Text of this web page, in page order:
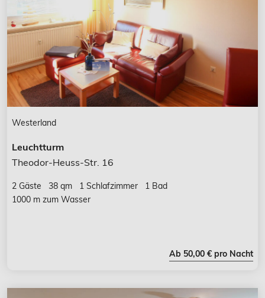
Westerland
Leuchtturm
Theodor-Heuss-Str. 16
2 Gäste 38 qm 1 Schlafzimmer
1 Bad
1000 m zum Wasser
Ab 50,00 € pro Nacht